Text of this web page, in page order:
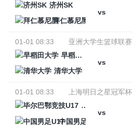
济州SK
vs
拜仁慕尼黑
01-01 08:33
亚洲大学生篮球联赛
早稻田大学
vs
清华大学
01-01 08:33
上海明日之星冠军杯
毕尔巴鄂竞技U17
vs
中国男足U17